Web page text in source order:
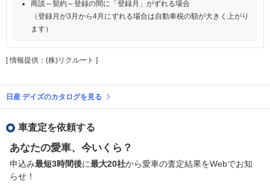
商談～契約～登録の間に「登録月」がずれる場合
（登録月が3月から4月にずれる場合は自動車税の額が大きく上がり
ます）
[ 情報提供：(株)リクルート ]
日産 デイズのカタログを見る
車査定を依頼する
あなたの愛車、今いくら？
申込み最短3時間後に最大20社から愛車の査定結果をWebでお知
らせ！